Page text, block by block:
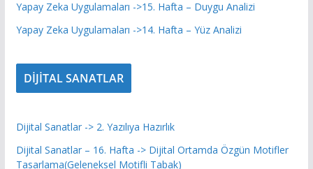
Yapay Zeka Uygulamaları ->15. Hafta – Duygu Analizi
Yapay Zeka Uygulamaları ->14. Hafta – Yüz Analizi
DİJİTAL SANATLAR
Dijital Sanatlar -> 2. Yazılıya Hazırlık
Dijital Sanatlar – 16. Hafta -> Dijital Ortamda Özgün Motifler
Tasarlama(Geleneksel Motifli Tabak)